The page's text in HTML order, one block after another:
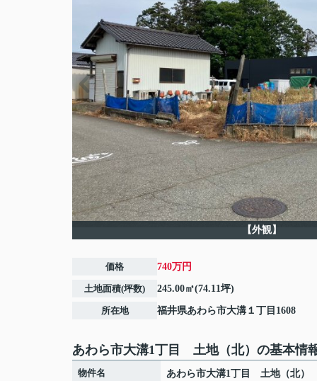
【外観】
価格 740万円
土地面積(坪数) 245.00㎡(74.11坪)
所在地 福井県あわら市大溝 １丁目1608
あわら市大溝1丁目 土地（北）の基本情
物件名 あわら市大溝1丁目 土地（北）